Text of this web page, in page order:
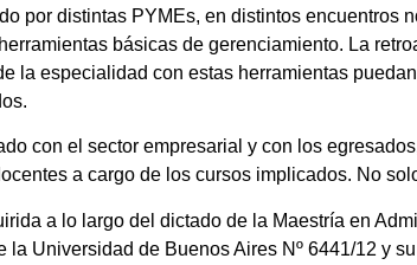
por distintas PYMEs, en distintos encuentros
básicas de gerenciamiento. La
la especialidad con estas herramientas
con el sector empresarial y con los
a cargo de los cursos implicados. No
a lo largo del dictado de la Maestría en
la Universidad de Buenos Aires Nº 6441/12 y